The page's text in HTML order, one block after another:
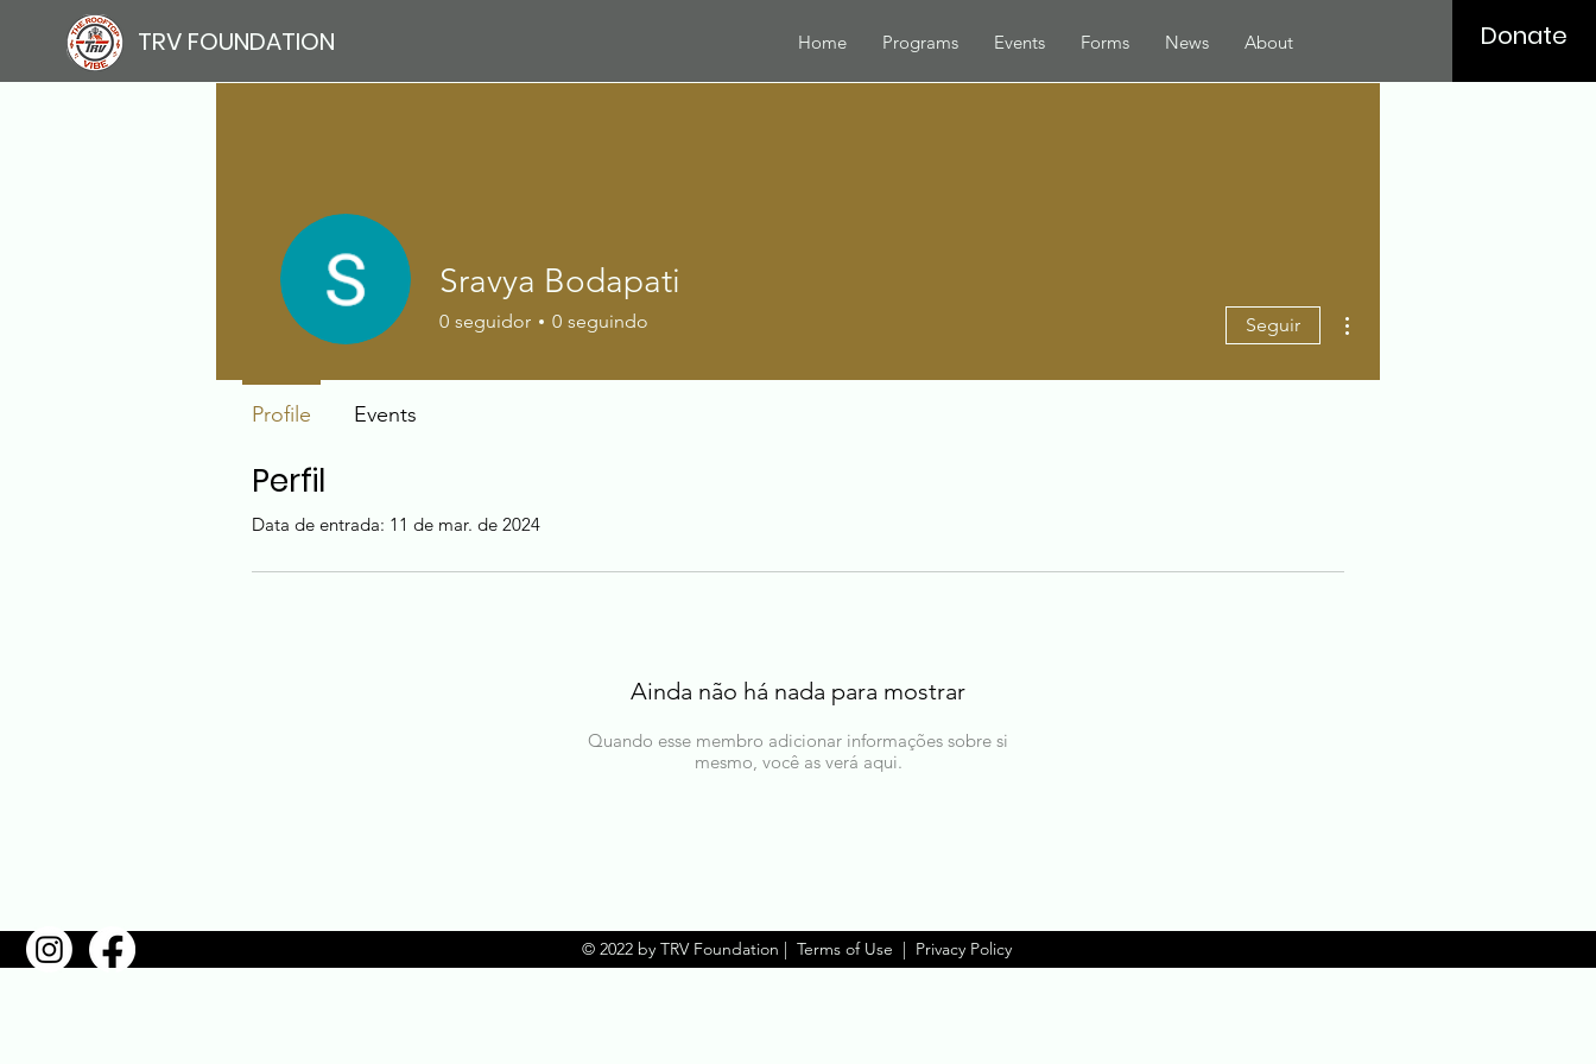
TRV FOUNDATION Home Programs Events Forms News About Donate
Perfil
Data de entrada: 11 de mar. de 2024
Ainda não há nada para mostrar
Quando esse membro adicionar informações sobre si
mesmo, você as verá aqui.
Sravya Bodapati
0 seguidor 0 seguindo Seguir
Profile Events
© 2022 by TRV Foundation | Terms of Use | Privacy Policy